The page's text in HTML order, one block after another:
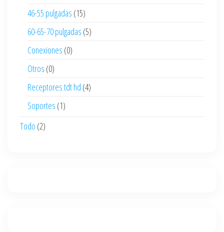
46-55 pulgadas (15)
60-65-70 pulgadas (5)
Conexiones (0)
Otros (0)
Receptores tdt hd (4)
Soportes (1)
Todo (2)